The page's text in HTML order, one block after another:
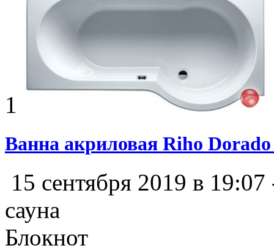
1
Ванна акриловая Riho
15 сентября 2019 в
сауна
Блокнот